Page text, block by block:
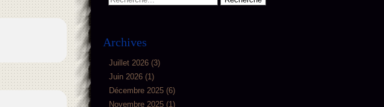
Archives
Juillet 2026 (3)
Juin 2026 (1)
Décembre 2025 (6)
Novembre 2025 (1)